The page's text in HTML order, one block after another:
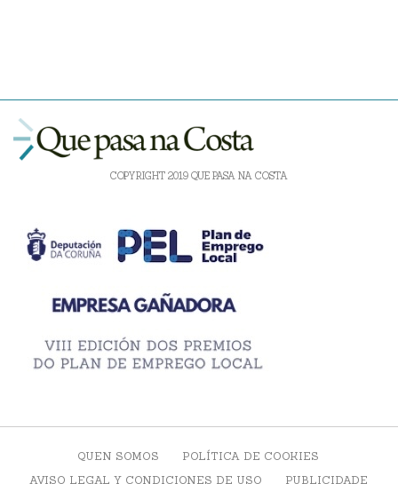
COPYRIGHT 2019 QUE PASA NA COSTA
QUEN SOMOS
POLÍTICA DE COOKIES
AVISO LEGAL Y CONDICIONES DE USO
PUBLICIDADE